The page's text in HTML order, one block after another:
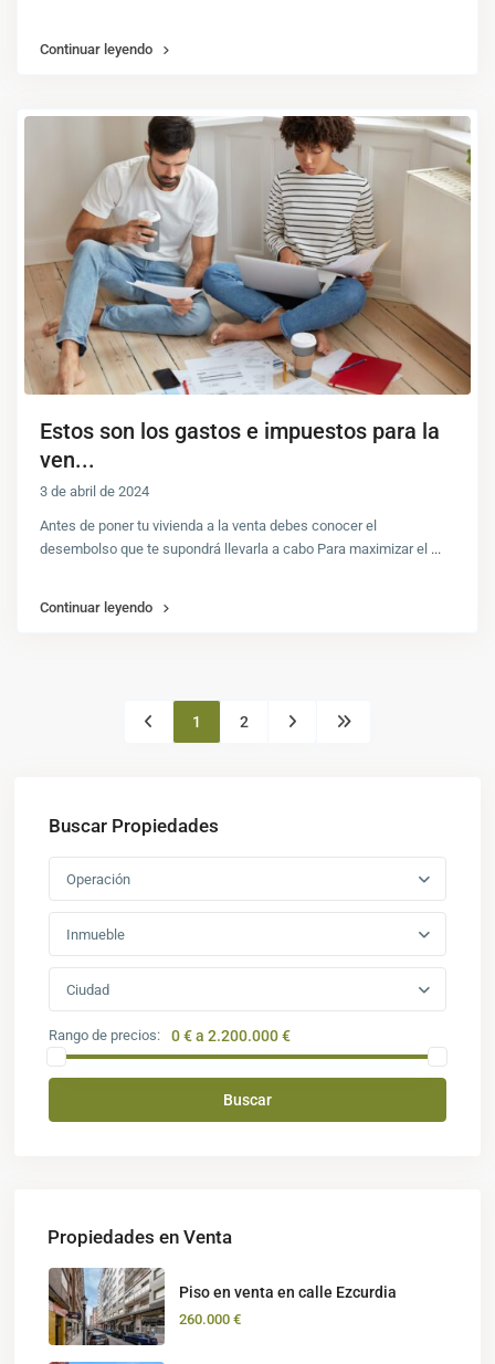
Continuar leyendo
Estos son los gastos e impuestos para la
ven...
3 de abril de 2024
Antes de poner tu vivienda a la venta debes conocer el
desembolso que te supondrá llevarla a cabo Para maximizar el ...
Continuar leyendo
1 2
Buscar Propiedades
Operación
Inmueble
Ciudad
Rango de precios: 0 € a 2.200.000 €
Buscar
Propiedades en Venta
Piso en venta en calle Ezcurdia
260.000 €